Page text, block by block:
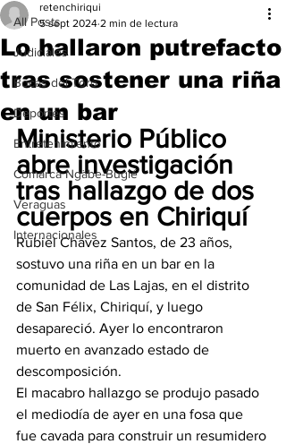
All Posts
Judiciales
Bocas del Toro
Deportes
Entretenimiento
Comarca Ngäbe-Buglé
Veraguas
Internacionales
Lo hallaron putrefacto
tras sostener una riña
en un bar
retenchiriqui
5 sept 2024 2 min de lectura
Ministerio Público
abre investigación
tras hallazgo de dos
cuerpos en Chiriquí
Rubiel Chávez Santos, de 23 años,
sostuvo una riña en un bar en la
comunidad de Las Lajas, en el distrito
de San Félix, Chiriquí, y luego
desapareció. Ayer lo encontraron
muerto en avanzado estado de
descomposición.
El macabro hallazgo se produjo pasado
el mediodía de ayer en una fosa que
fue cavada para construir un resumidero